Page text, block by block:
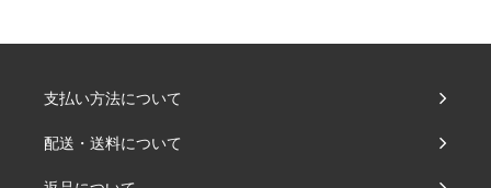
支払い方法について
配送・送料について